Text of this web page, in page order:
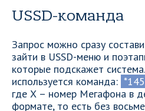
USSD-команда
Запрос можно сразу
зайти в USSD-меню и
которые подскажет
используется команда:
где Х – номер Мегафона в
формате, то есть без